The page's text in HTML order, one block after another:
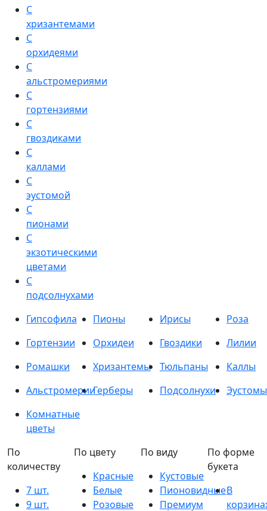
С
хризантемами
С
орхидеями
С
альстромериями
С
гортензиями
С
гвоздиками
С
каллами
С
эустомой
С
пионами
С
экзотическими
цветами
С
подсолнухами
Гипсофила
Пионы Ирисы
Роза
Гортензии
Орхидеи Гвоздики
Лилии
Ромашки
Хризантемы Тюльпаны
Каллы
АльстромерииГерберы Подсолнухи
Эустомы
Комнатные
цветы
По
количеству
7 шт.
9 шт.
По цвету
Красные
Белые
Розовые
По виду
Кустовые
Пионовидные
Премиум
По форме
букета
В